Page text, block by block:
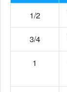
1/2
3/4
1